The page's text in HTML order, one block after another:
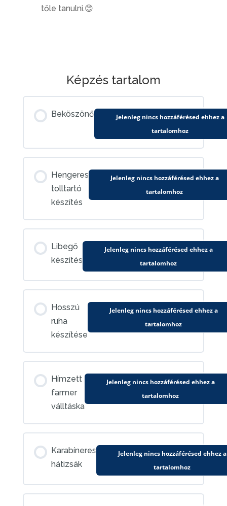
tőle tanulni.😊
Képzés tartalom
Beköszönő
Jelenleg nincs hozzáférésed ehhez a
tartalomhoz
Hengeres
tolltartó
készítés
Jelenleg nincs hozzáférésed ehhez a
tartalomhoz
Libegő
készítés
Jelenleg nincs hozzáférésed ehhez a
tartalomhoz
Hosszú
ruha
készítése
Jelenleg nincs hozzáférésed ehhez a
tartalomhoz
Hímzett
farmer
válltáska
Jelenleg nincs hozzáférésed ehhez a
tartalomhoz
Karabíneres
hátizsák
Jelenleg nincs hozzáférésed ehhez a
tartalomhoz